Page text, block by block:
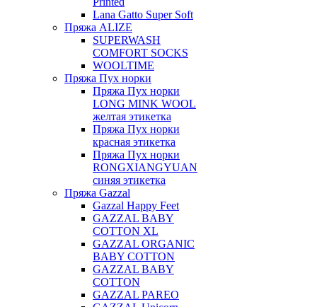
Lana Gatto Super Soft
Пряжа ALIZE
SUPERWASH
COMFORT SOCKS
WOOLTIME
Пряжа Пух норки
Пряжа Пух норки
LONG MINK WOOL
желтая этикетка
Пряжа Пух норки
красная этикетка
Пряжа Пух норки
RONGXIANGYUAN
синяя этикетка
Пряжа Gazzal
Gazzal Happy Feet
GAZZAL BABY
COTTON XL
GAZZAL ORGANIC
BABY COTTON
GAZZAL BABY
COTTON
GAZZAL PAREO